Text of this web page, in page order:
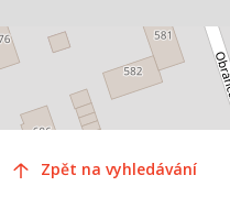
Zpět na vyhledávání